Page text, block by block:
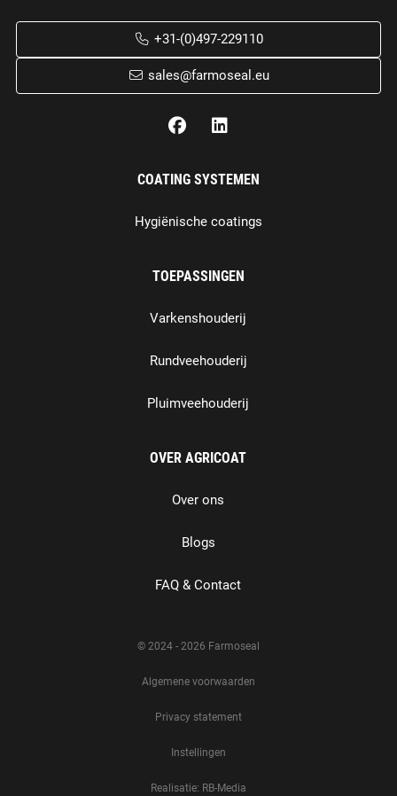
+31-(0)497-229110
sales@farmoseal.eu
COATING SYSTEMEN
Hygiënische coatings
TOEPASSINGEN
Varkenshouderij
Rundveehouderij
Pluimveehouderij
OVER AGRICOAT
Over ons
Blogs
FAQ & Contact
© 2024 - 2026 Farmoseal
Algemene voorwaarden
Privacy statement
Instellingen
Realisatie: RB-Media